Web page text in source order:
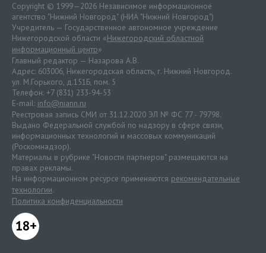
Copyright © 1999—2026 Независимое информационное
агентство "Нижний Новгород" (НИА "Нижний Новгород")
Учредитель — Государственное автономное учреждение
Нижегородской области «Нижегородский областной
информационный центр»
Главный редактор — Назарова А.В.
Адрес: 603006, Нижегородская область, г. Нижний Новгород.
ул. М.Горького, д.151Б, пом. 5
Телефон: +7 (831) 233-94-53
E-mail: info@niann.ru
Реестровая запись СМИ от 31.12.2020 ЭЛ № ФС 77 - 79798.
Выдано Федеральной службой по надзору в сфере связи,
информационных технологий и массовых коммуникаций
(Роскомнадзор).
Материалы в рубрике "Новости партнеров" размещаются на
правах рекламы.
На информационном ресурсе применяются рекомендательные
технологии.
Политика конфиденциальности
18+